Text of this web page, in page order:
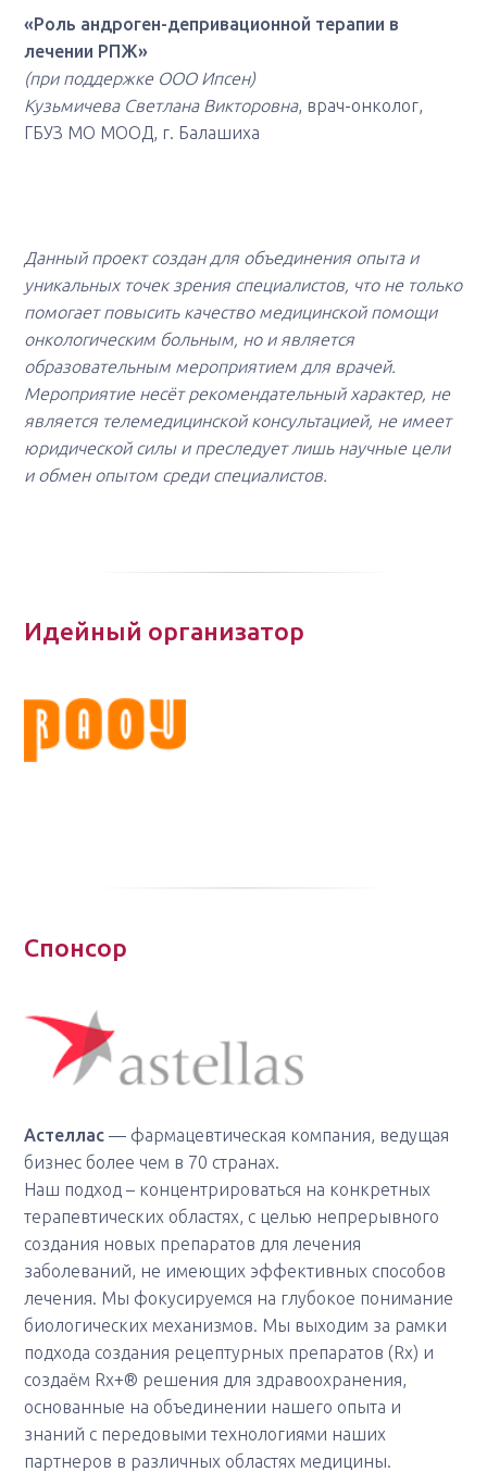
«Роль андроген-депривационной терапии в
лечении РПЖ»
(при поддержке ООО Ипсен)
Кузьмичева Светлана Викторовна, врач-онколог,
ГБУЗ МО МООД, г. Балашиха
Данный проект создан для объединения опыта и
уникальных точек зрения специалистов, что не только
помогает повысить качество медицинской помощи
онкологическим больным, но и является
образовательным мероприятием для врачей.
Мероприятие несёт рекомендательный характер, не
является телемедицинской консультацией, не имеет
юридической силы и преследует лишь научные цели
и обмен опытом среди специалистов.
Идейный организатор
Спонсор
Астеллас — фармацевтическая компания, ведущая
бизнес более чем в 70 странах.
Наш подход – концентрироваться на конкретных
терапевтических областях, с целью непрерывного
создания новых препаратов для лечения
заболеваний, не имеющих эффективных способов
лечения. Мы фокусируемся на глубокое понимание
биологических механизмов. Мы выходим за рамки
подхода создания рецептурных препаратов (Rx) и
создаём Rx+® решения для здравоохранения,
основанные на объединении нашего опыта и
знаний с передовыми технологиями наших
партнеров в различных областях медицины.